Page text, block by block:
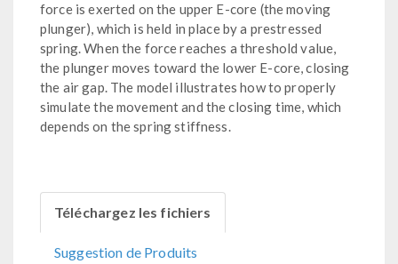
force is exerted on the upper E-core (the moving
plunger), which is held in place by a prestressed
spring. When the force reaches a threshold value,
the plunger moves toward the lower E-core, closing
the air gap. The model illustrates how to properly
simulate the movement and the closing time, which
depends on the spring stiffness.
Téléchargez les fichiers
Suggestion de Produits